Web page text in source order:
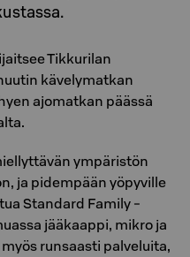
Tikkurilan
kävelymatkan
ajomatkan päässä
ympäristön
ja pidempään yöpyville
Standard Family -
jääkaappi, mikro ja
runsaasti palveluita,